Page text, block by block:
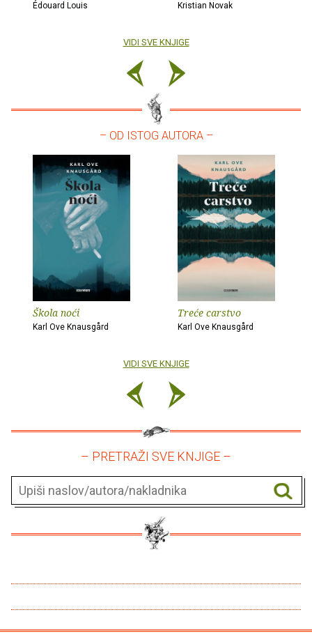
Édouard Louis Kristian Novak
VIDI SVE KNJIGE
– OD ISTOG AUTORA –
Škola noći
Karl Ove Knausgård
Treće carstvo
Karl Ove Knausgård
VIDI SVE KNJIGE
– PRETRAŽI SVE KNJIGE –